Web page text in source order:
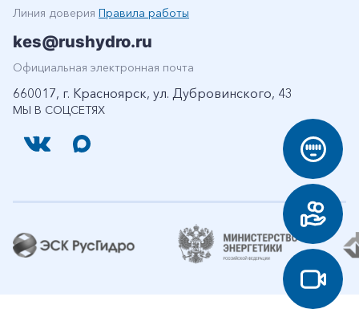
МЫ В СОЦСЕТЯХ
Линия доверия Правила работы
kes@rushydro.ru
Официальная электронная почта
660017, г. Красноярск, ул. Дубровинского, 43